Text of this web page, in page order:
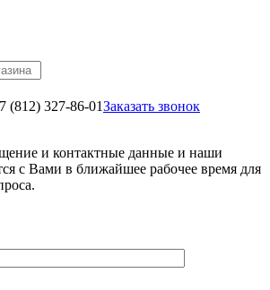
(812) 327-86-01Заказать звонок
и контактные данные и наши
с Вами в ближайшее рабочее время для